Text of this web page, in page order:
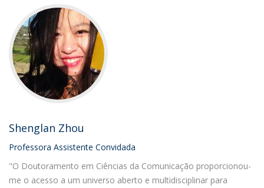
Shenglan Zhou
Professora Assistente Convidada
"O Doutoramento em Ciências da Comunicação proporcionou-
me o acesso a um universo aberto e multidisciplinar para